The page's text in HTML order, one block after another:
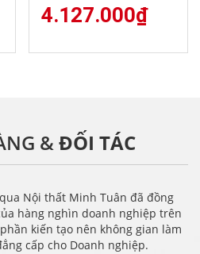
4.127.000₫
&ĐỐI TÁC
Nội thất Minh Tuân đã đồng
hàng nghìn doanh nghiệp trên
kiến tạo nên không gian làm
cấp cho Doanh nghiệp.